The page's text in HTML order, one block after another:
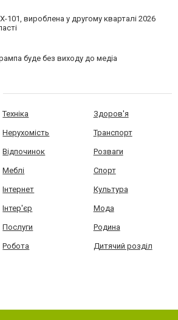
101, вироблена у другому кварталі 2026
буде без виходу до медіа
Техніка Здоров'я
Нерухомість Транспорт
Відпочинок Розваги
Меблі Спорт
Інтернет Культура
Інтер'єр Мода
Послуги Родина
Робота Дитячий розділ